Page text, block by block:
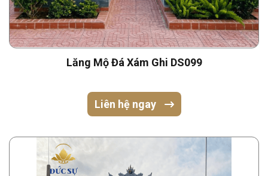
Lăng Mộ Đá Xám Ghi DS099
Liên hệ ngay